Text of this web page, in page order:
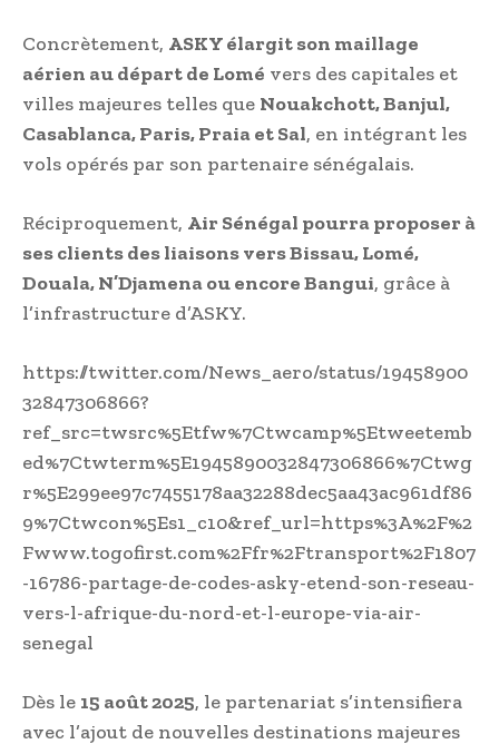
Concrètement, ASKY élargit son maillage
aérien au départ de Lomé vers des capitales et
villes majeures telles que Nouakchott, Banjul,
Casablanca, Paris, Praia et Sal, en intégrant les
vols opérés par son partenaire sénégalais.
Réciproquement, Air Sénégal pourra proposer à
ses clients des liaisons vers Bissau, Lomé,
Douala, N’Djamena ou encore Bangui, grâce à
l’infrastructure d’ASKY.
https://twitter.com/News_aero/status/19458900
32847306866?
ref_src=twsrc%5Etfw%7Ctwcamp%5Etweetemb
ed%7Ctwterm%5E1945890032847306866%7Ctwg
r%5E299ee97c7455178aa32288dec5aa43ac961df86
9%7Ctwcon%5Es1_c10&ref_url=https%3A%2F%2
Fwww.togofirst.com%2Ffr%2Ftransport%2F1807
-16786-partage-de-codes-asky-etend-son-reseau-
vers-l-afrique-du-nord-et-l-europe-via-air-
senegal
Dès le 15 août 2025, le partenariat s’intensifiera
avec l’ajout de nouvelles destinations majeures